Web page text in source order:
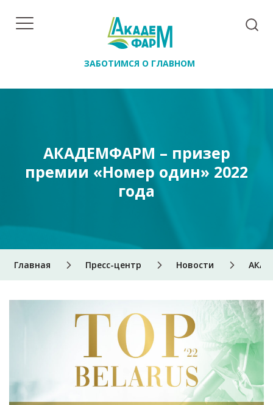
ЗАБОТИМСЯ О ГЛАВНОМ
Главная Пресс-центр Новости
АКАДЕМФАРМ – призер
премии «Номер один» 2022
года